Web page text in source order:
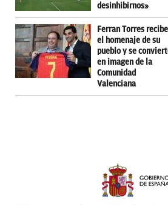
desinhibirnos»
Ferran Torres recibe
el homenaje de su
pueblo y se
en imagen de la
Comunidad
Valenciana